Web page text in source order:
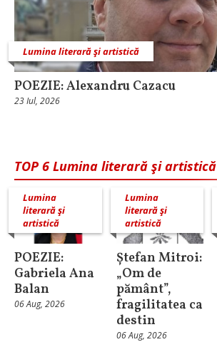
Lumina literară şi artistică
POEZIE: Alexandru Cazacu
23 Iul, 2026
TOP 6 Lumina literară şi artistică
Lumina
literară şi
artistică
POEZIE:
Gabriela Ana
Balan
06 Aug, 2026
Lumina
literară şi
artistică
Ștefan Mitroi:
„Om de
pământ”,
fragilitatea ca
destin
06 Aug, 2026